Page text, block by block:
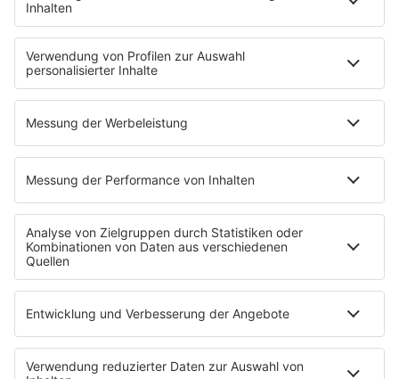
HITstory
Was macht eigentlich?
Listing
Back to the 90s
Mitmachen
Aktionen & Events
90s90s Countdown
Empfang
90s90s App
Sonos
Service
FAQs